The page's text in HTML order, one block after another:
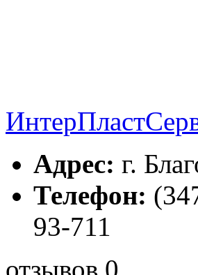
Адрес: г.
Телефон:
93-711
отзывов 0